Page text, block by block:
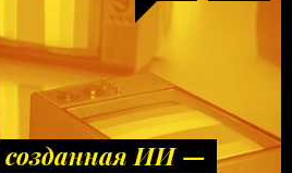
созданная ИИ —